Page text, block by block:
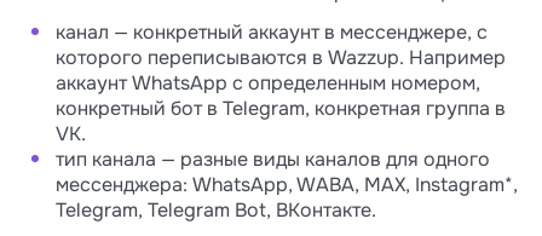
канал — конкретный аккаунт в мессенджере, с
которого переписываются в Wazzup. Например
аккаунт WhatsApp с определенным номером,
конкретный бот в Telegram, конкретная группа в
VK.
тип канала — разные виды каналов для одного
мессенджера: WhatsApp, WABA, MAX, Instagram*,
Telegram, Telegram Bot, ВКонтакте.